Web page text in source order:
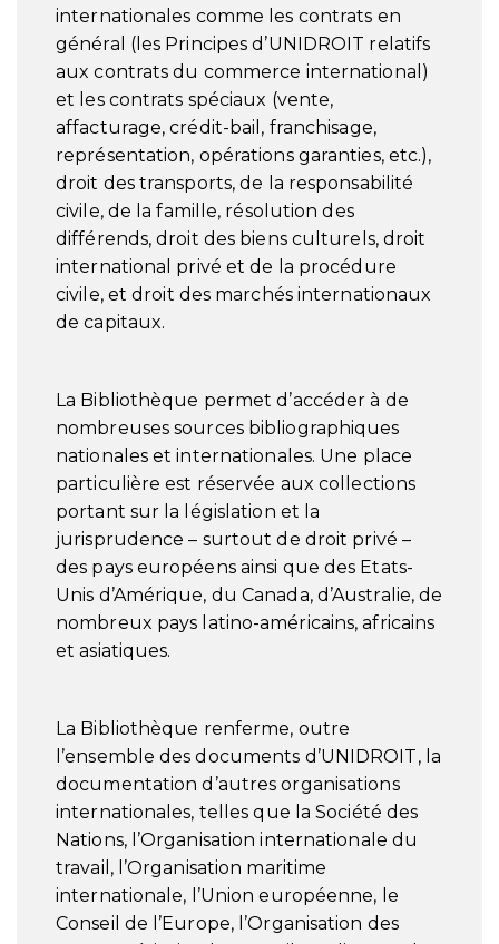
internationales comme les contrats en
général (les Principes d’UNIDROIT relatifs
aux contrats du commerce international)
et les contrats spéciaux (vente,
affacturage, crédit-bail, franchisage,
représentation, opérations garanties, etc.),
droit des transports, de la responsabilité
civile, de la famille, résolution des
différends, droit des biens culturels, droit
international privé et de la procédure
civile, et droit des marchés internationaux
de capitaux.
La Bibliothèque permet d’accéder à de
nombreuses sources bibliographiques
nationales et internationales. Une place
particulière est réservée aux collections
portant sur la législation et la
jurisprudence – surtout de droit privé –
des pays européens ainsi que des Etats-
Unis d’Amérique, du Canada, d’Australie, de
nombreux pays latino-américains, africains
et asiatiques.
La Bibliothèque renferme, outre
l’ensemble des documents d’UNIDROIT, la
documentation d’autres organisations
internationales, telles que la Société des
Nations, l’Organisation internationale du
travail, l’Organisation maritime
internationale, l’Union européenne, le
Conseil de l’Europe, l’Organisation des